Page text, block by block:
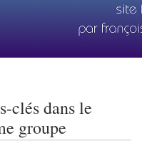
clés dans le
groupe